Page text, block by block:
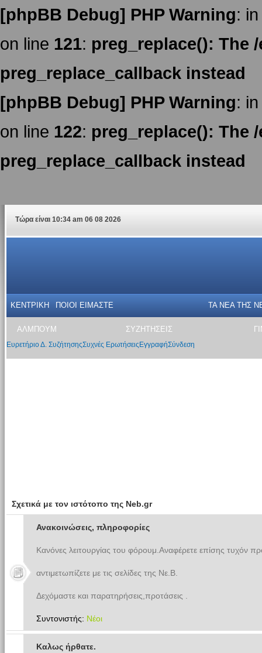
[phpBB Debug] PHP Warning:
on line 121: preg_replace(): The
preg_replace_callback instead
[phpBB Debug] PHP Warning:
on line 122: preg_replace(): The
preg_replace_callback instead
Τώρα είναι 10:34 am 06 08 2026
ΚΕΝΤΡΙΚΗ ΠΟΙΟΙ ΕΙΜΑΣΤΕ ΤΑ ΝΕΑ THΣ
ΑΛΜΠΟΥΜ ΣΥΖΗΤΗΣΕΙΣ
Ευρετήριο Δ. ΣυζήτησηςΣυχνές Ερωτήσεις ΕγγραφήΣύνδεση
Σχετικά με τον ιστότοπο της Neb.gr
Ανακοινώσεις, πληροφορίες
Κανόνες λειτουργίας του φόρουμ.Αναφέρετε επίσης τυχόν
αντιμετωπίζετε με τις σελίδες της Νε.Β.
Δεχόμαστε και παρατηρήσεις,προτάσεις .
Συντονιστής: Νέοι
Καλως ήρθατε.